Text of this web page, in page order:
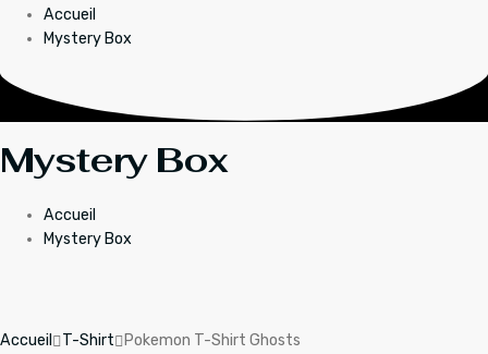
Accueil
Mystery Box
Mystery Box
Accueil
Mystery Box
Accueil T-Shirt Pokemon T-Shirt Ghosts